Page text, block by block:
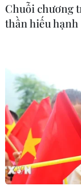
Mỹ và Nhật
hồ sơ Triều
13/06/2017 08:43
Thứ trưởng Ngoại
Ban thư ký Hội
Chuỗi chương
thần hiếu hạnh